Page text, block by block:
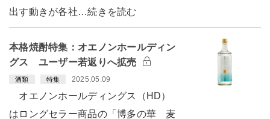
出す動きが各社…続きを読む
本格焼酎特集：オエノンホールディン
グス ユーザー若返りへ拡売
酒類 特集 2025.05.09
オエノンホールディングス（HD）
はロングセラー商品の「博多の華 麦